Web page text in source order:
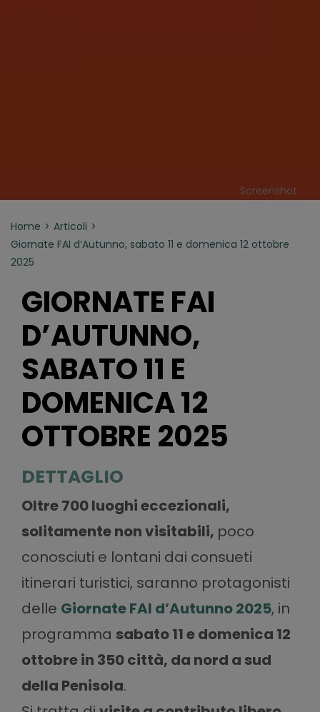
Screenshot
Home
Articoli
Giornate FAI d’Autunno, sabato 11 e domenica 12 ottobre
2025
GIORNATE FAI
D’AUTUNNO,
SABATO 11 E
DOMENICA 12
OTTOBRE 2025
DETTAGLIO
Oltre 700 luoghi eccezionali,
solitamente non visitabili, poco
conosciuti e lontani dai consueti
itinerari turistici, saranno protagonisti
delle Giornate FAI d’Autunno 2025, in
programma sabato 11 e domenica 12
ottobre in 350 città, da nord a sud
della Penisola.